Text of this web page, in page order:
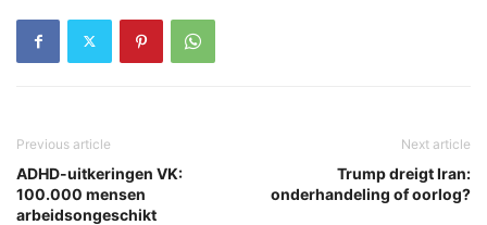
Previous article
ADHD-uitkeringen VK:
100.000 mensen
arbeidsongeschikt
Next article
Trump dreigt Iran:
onderhandeling of oorlog?